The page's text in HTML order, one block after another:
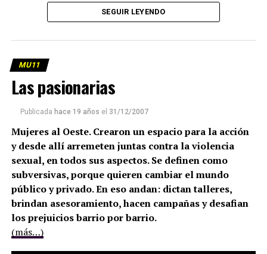
SEGUIR LEYENDO
MU11
Las pasionarias
Publicada hace 19 años el 31/12/2007
Mujeres al Oeste. Crearon un espacio para la acción
y desde allí arremeten juntas contra la violencia
sexual, en todos sus aspectos. Se definen como
subversivas, porque quieren cambiar el mundo
público y privado. En eso andan: dictan talleres,
brindan asesoramiento, hacen campañas y desafian
los prejuicios barrio por barrio.
(más…)